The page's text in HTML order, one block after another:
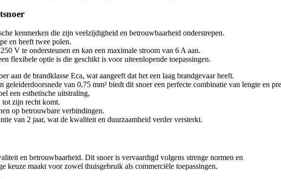
kenmerken die zijn veelzijdigheid en betrouwbaarheid onderstrepen.
en heeft twee polen.
V te ondersteunen en kan een maximale stroom van 6 A aan.
flexibele optie is die geschikt is voor uiteenlopende toepassingen.
aan de brandklasse Eca, wat aangeeft dat het een laag brandgevaar heeft.
van 0,75 mm² biedt dit snoer een perfecte combinatie van lengte en
een esthetische uitstraling,
tot zijn recht komt.
op betrouwbare verbindingen.
van 2 jaar, wat de kwaliteit en duurzaamheid verder versterkt.
en betrouwbaarheid. Dit snoer is vervaardigd volgens strenge normen en
keuze maakt voor zowel thuisgebruik als commerciële toepassingen.